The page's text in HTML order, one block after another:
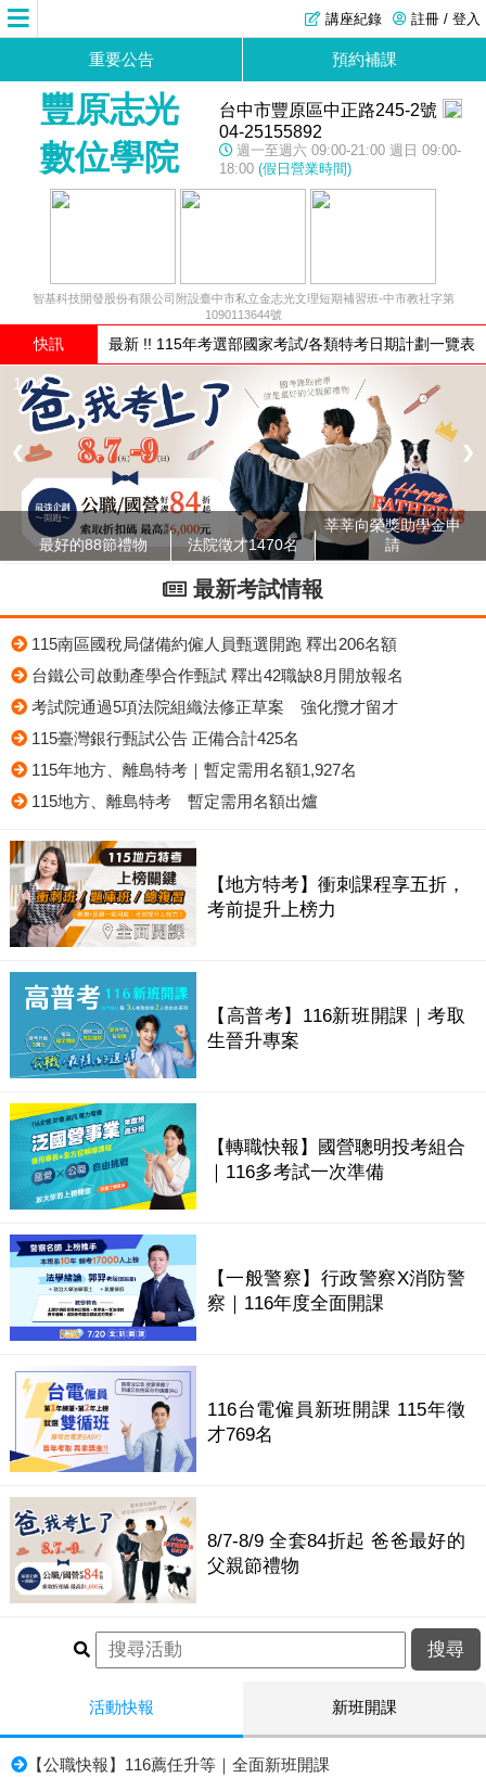
註冊 / 登入
講座紀錄
重要公告 預約補課
豐原志光
數位學院
台中市豐原區中正路245-2號
04-25155892
週一至週六 09:00-21:00 週日 09:00-
18:00 (假日營業時間)
智基科技開發股份有限公司附設臺中市私立金志光文理短期補習班-中市教社字第
1090113644號
快訊 最新 !! 115年考選部國家考試/各類特考日期計劃一覽表
1 / 4
❮ ❯
最好的88節禮物 法院徵才1470名
莘莘向榮獎助學金申
請
最新考試情報
115南區國稅局儲備約僱人員甄選開跑 釋出206名額
台鐵公司啟動產學合作甄試 釋出42職缺8月開放報名
考試院通過5項法院組織法修正草案 強化攬才留才
115臺灣銀行甄試公告 正備合計425名
115年地方、離島特考｜暫定需用名額1,927名
115地方、離島特考 暫定需用名額出爐
【地方特考】衝刺課程享五折，
考前提升上榜力
【高普考】116新班開課｜考取
生晉升專案
【轉職快報】國營聰明投考組合
｜116多考試一次準備
【一般警察】行政警察X消防警
察｜116年度全面開課
116台電僱員新班開課 115年徵
才769名
8/7-8/9 全套84折起 爸爸最好的
父親節禮物
活動快報 新班開課
【公職快報】116薦任升等｜全面新班開課